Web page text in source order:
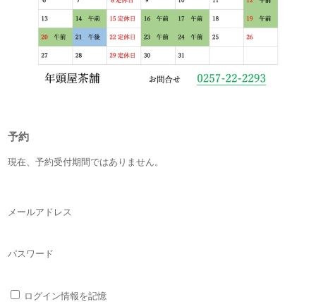
予約
現在、予約受付期間ではありません。
メールアドレス
パスワード
ログイン情報を記憶